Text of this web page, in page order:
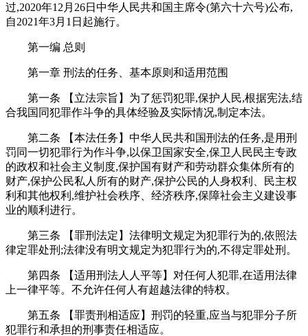
过,2020年12月26日中华人民共和国主席令(第六十六号)公布,
自2021年3月1日起施行。
第一编 总则
第一章 刑法的任务、基本原则和适用范围
第一条 【立法宗旨】为了惩罚犯罪,保护人民,根据宪法,结
合我国同犯罪作斗争的具体经验及实际情况,制定本法。
第二条 【本法任务】中华人民共和国刑法的任务,是用刑
罚同一切犯罪行为作斗争,以保卫国家安全,保卫人民民主专政
的政权和社会主义制度,保护国有财产和劳动群众集体所有的
财产,保护公民私人所有的财产,保护公民的人身权利、民主权
利和其他权利,维护社会秩序、经济秩序,保障社会主义建设事
业的顺利进行。
第三条 【罪刑法定】法律明文规定为犯罪行为的,依照法
律定罪处刑;法律没有明文规定为犯罪行为的,不得定罪处刑。
第四条 【适用刑法人人平等】对任何人犯罪,在适用法律
上一律平等。不允许任何人有超越法律的特权。
第五条 【罪责刑相适应】刑罚的轻重,应当与犯罪分子所
犯罪行和承担的刑事责任相适应。